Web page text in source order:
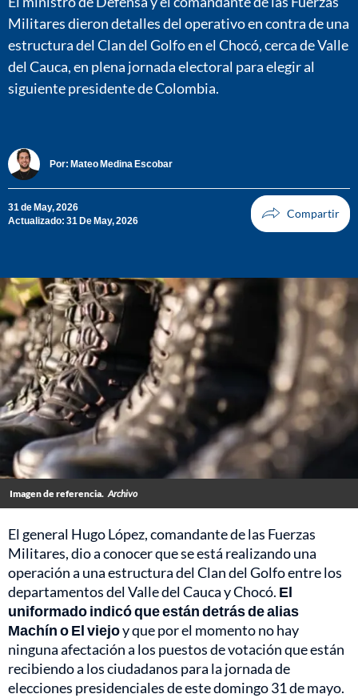
Militares dieron detalles del operativo en contra de una
estructura del Clan del Golfo en el Chocó, cerca de Valle
del Cauca, en plena jornada electoral para elegir al
siguiente presidente de Colombia.
Por: Mateo Medina Escobar
31 de May, 2026
Actualizado: 31 De May, 2026
Imagen de referencia. Archivo
El general Hugo López, comandante de las Fuerzas
Militares, dio a conocer que se está realizando una
operación a una estructura del Clan del Golfo entre los
departamentos del Valle del Cauca y Chocó. El
uniformado indicó que están detrás de alias
Machín o El viejoy que por el momento no hay
ninguna afectación a los puestos de votación que están
recibiendo a los ciudadanos para la jornada de
elecciones presidenciales de este domingo 31 de mayo.